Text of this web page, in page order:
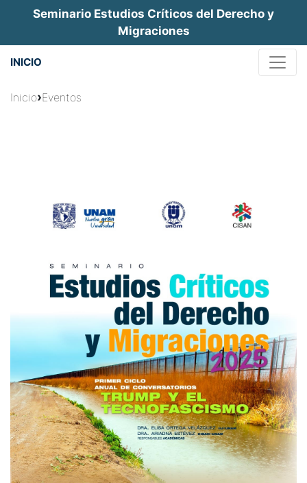
Seminario Estudios Críticos del Derecho y
Migraciones
INICIO
Usted
Inicio›Eventos